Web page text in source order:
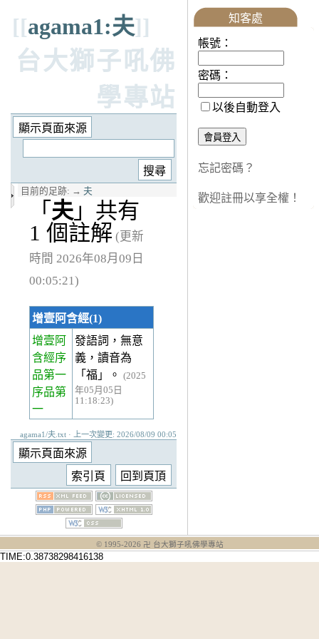
[[agama1:夫]]
台大獅子吼佛
學專站
目前的足跡: → 夫
「 夫 」共有
1 個註解 (更新
時間 2026年08月09日
00:05:21)
增壹阿含經(1)
增壹阿
含經序
品第一
序品第
一
發語詞，無意
義，讀音為
「福」。
(2025
年05月05日
11:18:23)
agama1/夫.txt · 上一次變更: 2026/08/09 00:05
知客處
帳號：
密碼：
以後自動登入
忘記密碼？
歡迎註冊以享全權！
© 1995-2026 卍 台大獅子吼佛學專站
TIME:0.38738298416138